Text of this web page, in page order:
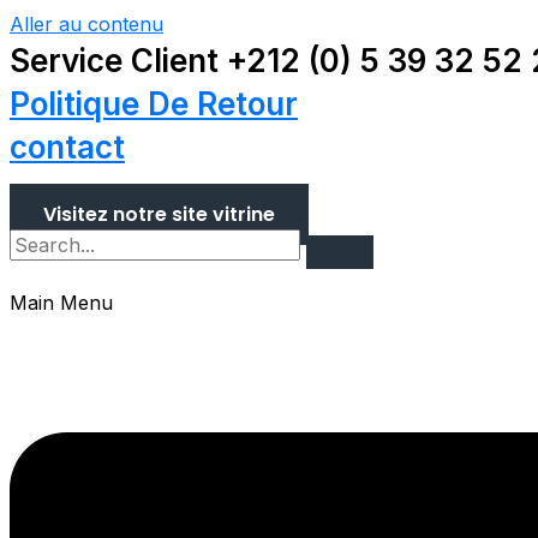
Aller au contenu
Service Client +212 (0) 5 39 32 52
Politique De Retour
contact
Visitez notre site vitrine
Main Menu